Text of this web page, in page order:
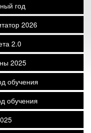
год
2026
2.0
2025
обучения
обучения